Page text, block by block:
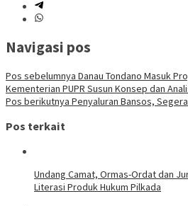
Navigasi pos
Pos sebelumnya Danau Tondano Masuk
Kementerian PUPR Susun Konsep dan
Pos berikutnya Penyaluran Bansos,
Pos terkait
Undang Camat, Ormas-Ordat dan
Literasi Produk Hukum Pilkada